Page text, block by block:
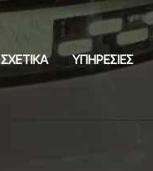
ΣΧΕΤΙΚΑ ΥΠΗΡΕΣΙΕΣ